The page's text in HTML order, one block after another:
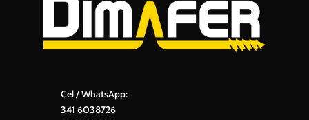
Cel / WhatsApp:
341 6038726